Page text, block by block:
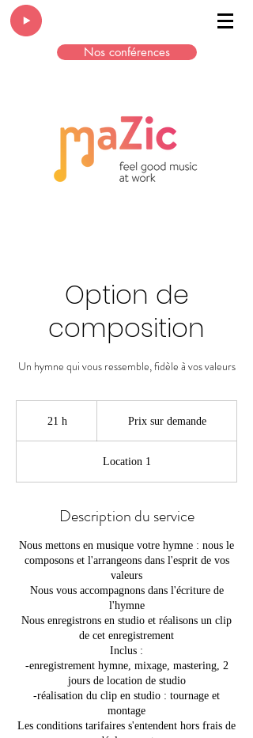
Nos conférences
Option de
composition
Un hymne qui vous ressemble, fidèle à vos valeurs
21 h2
demandePrix sur demande
Location 1
Description du service
Nous mettons en musique votre hymne : nous le
composons et l'arrangeons dans l'esprit de vos
valeurs
Nous vous accompagnons dans l'écriture de
l'hymne
Nous enregistrons en studio et réalisons un clip
de cet enregistrement
Inclus :
-enregistrement hymne, mixage, mastering, 2
jours de location de studio
-réalisation du clip en studio : tournage et
montage
Les conditions tarifaires s'entendent hors frais de